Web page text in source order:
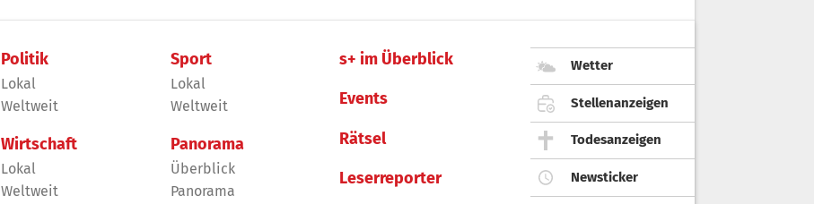
Politik
Lokal
Weltweit
Wirtschaft
Lokal
Weltweit
Sport
Lokal
Weltweit
Panorama
Überblick
Panorama
s+ im Überblick
Events
Rätsel
Leserreporter
Wetter
Stellenanzeigen
Todesanzeigen
Newsticker